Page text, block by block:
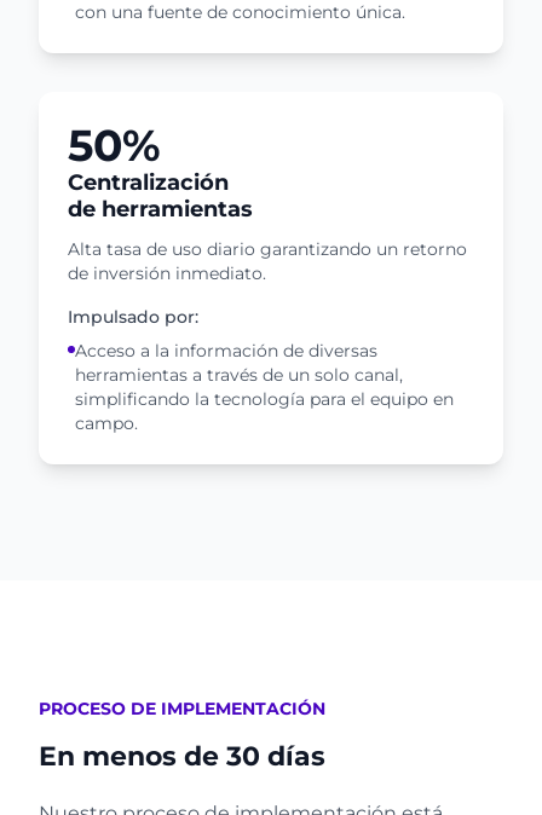
con una fuente de conocimiento única.
50%
Centralización
de herramientas
Alta tasa de uso diario garantizando un retorno
de inversión inmediato.
Impulsado por:
Acceso a la información de diversas
herramientas a través de un solo canal,
simplificando la tecnología para el equipo en
campo.
PROCESO DE IMPLEMENTACIÓN
En menos de 30 días